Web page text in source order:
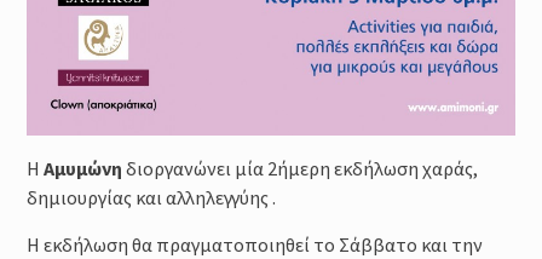
Η Αμυμώνη διοργανώνει μία 2ήμερη εκδήλωση χαράς,
δημιουργίας και αλληλεγγύης .
Η εκδήλωση θα πραγματοποιηθεί το Σάββατο και την